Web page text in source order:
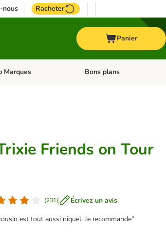
nous Racheter
Panier
les catégories: Cheval
Marques Dérouler les catégories: Top
Bons plans
Friends on Tour
(231) Écrivez un avis
est tout aussi niquel. Je recommande"